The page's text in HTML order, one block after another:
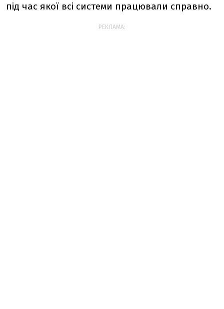
під час якої всі системи працювали справно.
РЕКЛАМА: